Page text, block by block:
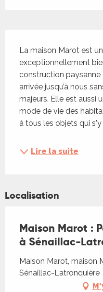
La maison Marot est un
exceptionnellement
construction paysanne
arrivée jusqu’à nous
majeurs. Elle est aussi
mode de vie des
à tous les objets qui
Lire la suite
Localisation
Maison Marot :
à Sénaillac-
Maison Marot, maison
Sénaillac-Latronquière